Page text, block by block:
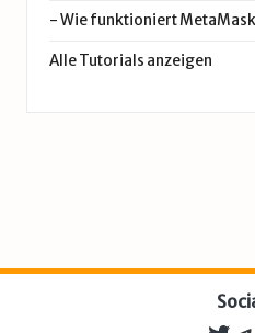
-Wie funktioniert
Alle Tutorials anzeigen